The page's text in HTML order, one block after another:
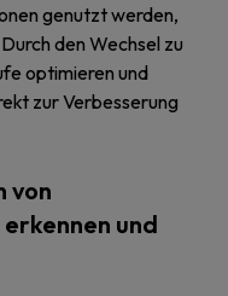
genutzt werden,
den Wechsel zu
optimieren und
zur Verbesserung
von
und